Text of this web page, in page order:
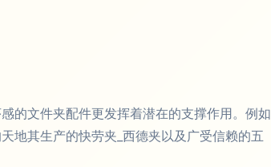
的文件夹配件更发挥着潜在的支撑作用。例如
地其生产的快劳夹_西德夹以及广受信赖的五